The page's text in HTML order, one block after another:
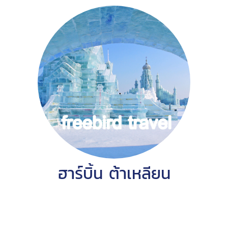
ฮาร์บิ้น ต้าเหลียน